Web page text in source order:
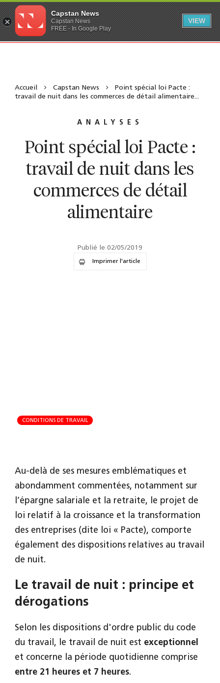
Accueil Capstan News
Point spécial loi Pacte :
travail de nuit dans les commerces de détail alimentaire...
ANALYSES
Point spécial loi Pacte :
travail de nuit dans les
commerces de détail
alimentaire
Publié le 02/05/2019
Imprimer l'article
CONDITIONS DE TRAVAIL
Au-delà de ses mesures emblématiques et
abondamment commentées, notamment sur
l’épargne salariale et la retraite, le projet de
loi relatif à la croissance et la transformation
des entreprises (dite loi « Pacte), comporte
également des dispositions relatives au travail
de nuit.
Le travail de nuit : principe et
dérogations
Selon les dispositions d'ordre public du code
du travail, le travail de nuit est exceptionnel
et concerne la période quotidienne comprise
entre 21 heures et 7 heures.
Capstan News
Capstan News
FREE - In Google Play
VIEW